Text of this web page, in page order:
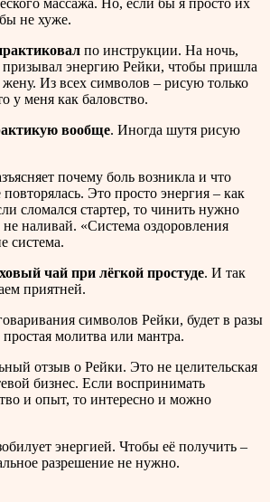
не хуже.
по инструкции. На ночь,
призывал энергию Рейки, чтобы пришла
Из всех символов – рисую только
у меня как баловство.
вообще. Иногда шутя рисую
почему боль возникла и что
Это просто энергия – как
сломался стартер, то чинить нужно
не наливай. «Система оздоровления
система.
чай при лёгкой простуде. И так
приятней.
символов Рейки, будет в разы
молитва или мантра.
отзыв о Рейки. Это не целительская
бизнес. Если воспринимать
и опыт, то интересно и можно
энергией. Чтобы её получить –
разрешение не нужно.